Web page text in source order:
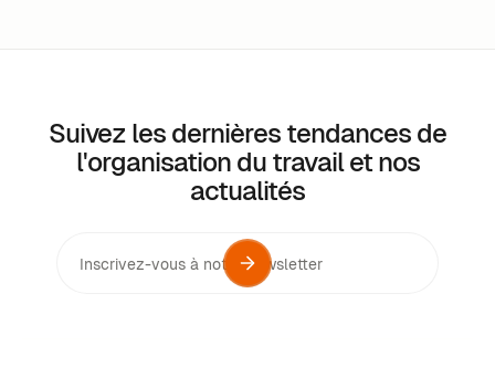
Suivez les dernières tendances de
l'organisation du travail et nos
actualités